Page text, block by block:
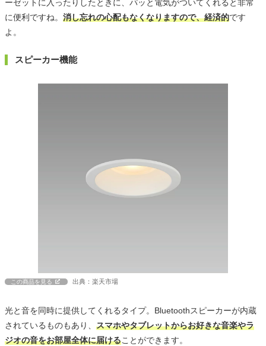
ーゼットに入ったりしたときに、パッと電気がついてくれると非常
に便利ですね。 消し忘れの心配もなくなりますので、経済的です
よ。
スピーカー機能
この商品を見る 出典：楽天市場
光と音を同時に提供してくれるタイプ。Bluetoothスピーカーが内蔵
されているものもあり、 スマホやタブレットからお好きな音楽やラ
ジオの音をお部屋全体に届けることができます。